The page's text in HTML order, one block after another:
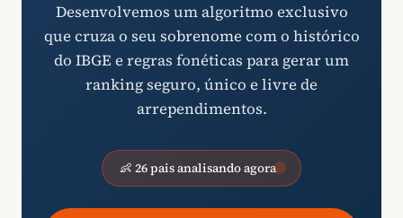
Desenvolvemos um algoritmo exclusivo
que cruza o seu sobrenome com o histórico
do IBGE e regras fonéticas para gerar um
ranking seguro, único e livre de
arrependimentos.
👶 26 pais analisando agora